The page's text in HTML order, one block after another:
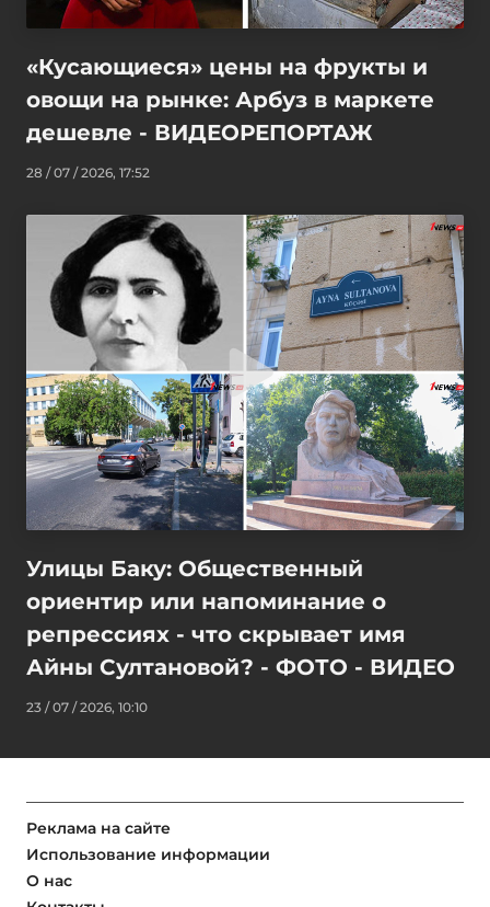
«Кусающиеся» цены на фрукты и
овощи на рынке: Арбуз в маркете
дешевле - ВИДЕОРЕПОРТАЖ
28 / 07 / 2026, 17:52
Улицы Баку: Общественный
ориентир или напоминание о
репрессиях - что скрывает имя
Айны Султановой? - ФОТО - ВИДЕО
23 / 07 / 2026, 10:10
Реклама на сайте
Использование информации
О нас